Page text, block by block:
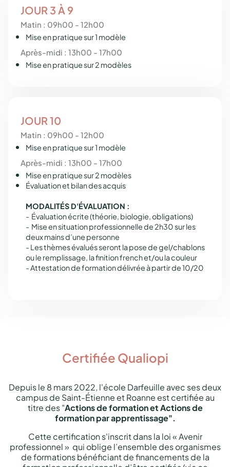
JOUR 3 À 9
Matin : 09h00 - 12h00
Mise en pratique sur 1 modèle
Après-midi : 13h00 - 17h00
Mise en pratique sur 2 modèles
JOUR 10
Matin : 09h00 - 12h00
Mise en pratique sur 1 modèle
Après-midi : 13h00 - 17h00
Mise en pratique sur 2 modèles
Évaluation et bilan des acquis
MODALITÉS D'ÉVALUATION :
- Évaluation écrite (théorie, biologie, obligations)
- Mise en situation professionnelle de 2h30 sur les
deux mains d’une personne
- Les thèmes évalués seront la pose de gel/chablons
ou le remplissage, la finition french et/ou la couleur
- Attestation de formation délivrée à partir de 10/20
Certifiée Qualiopi
Depuis le 8 mars 2022, l'école Darfeuille avec ses deux
campus de Saint-Étienne et Roanne est certifiée au
titre des "Actions de formation et Actions de
formation par apprentissage".
Cette certification s'inscrit dans la loi « Avenir
professionnel » qui oblige l’ensemble des organismes
de formations bénéficiant de financements de la